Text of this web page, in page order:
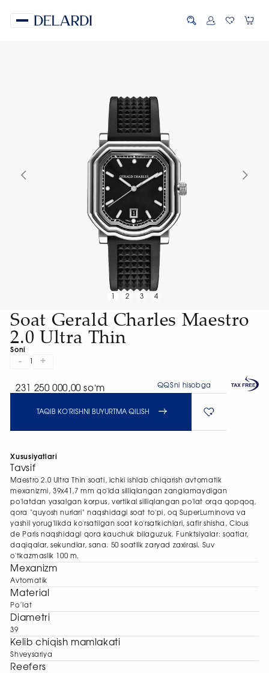
2 3 4
Soat Gerald Charles Maestro
2.0 Ultra Thin
Soni
- +
231 250 000,00 soʻm QQSni hisobga
TAQIB KO'RISHNI BUYURTMA QILISH
Xususiyatlari
Tavsif
Maestro 2.0 Ultra Thin soati, ichki ishlab chiqarish avtomatik
mexanizmi, 39x41,7 mm qo'lda silliqlangan zanglamaydigan
po'latdan yasalgan korpus, vertikal silliqlangan po'lat orqa qopqoq,
qora "quyosh nurlari" naqshidagi soat to'pi, oq SuperLuminova va
yashil yorug'likda ko'rsatilgan soat ko'rsatkichlari, safir shisha, Clous
de Paris naqshidagi qora kauchuk bilaguzuk. Funktsiyalar: soatlar,
daqiqalar, sekundlar, sana. 50 soatlik zaryad zaxirasi. Suv
o'tkazmaslik 100 m.
Mexanizm
Avtomatik
Material
Po’lat
Diametri
39
Kelib chiqish mamlakati
Shveysariya
Reefers